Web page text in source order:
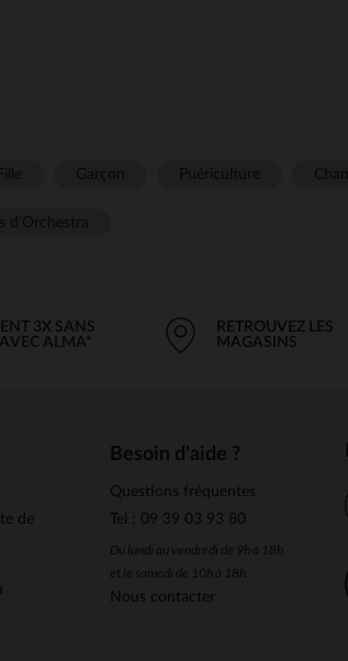
3X SANS
ALMA*
RETROUVEZ LES
MAGASINS
de
Besoin d'aide ?
Questions fréquentes
Tel : 09 39 03 93 80
Du lundi au vendredi de 9h à 18h
et le samedi de 10h à 18h
Nous contacter